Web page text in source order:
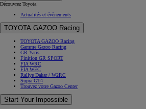
Découvrez Toyota
Actualités et évènements
TOYOTA GAZOO Racing
TOYOTA GAZOO Racing
Gamme Gazoo Racing
GR Yaris
Finition GR SPORT
FIA WRC
FIA WEC
Rallye Dakar / W2RC
Supra GT4
Trouvez votre Gazoo Center
Start Your Impossible